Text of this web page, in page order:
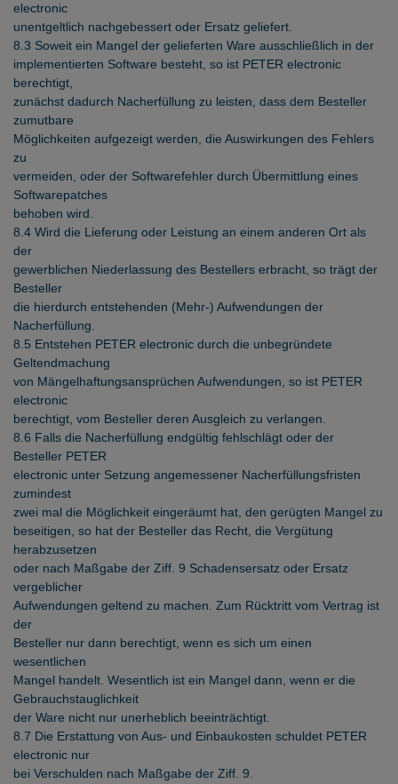
electronic
unentgeltlich nachgebessert oder Ersatz geliefert.
8.3 Soweit ein Mangel der gelieferten Ware ausschließlich in der
implementierten Software besteht, so ist PETER electronic
berechtigt,
zunächst dadurch Nacherfüllung zu leisten, dass dem Besteller
zumutbare
Möglichkeiten aufgezeigt werden, die Auswirkungen des Fehlers
zu
vermeiden, oder der Softwarefehler durch Übermittlung eines
Softwarepatches
behoben wird.
8.4 Wird die Lieferung oder Leistung an einem anderen Ort als
der
gewerblichen Niederlassung des Bestellers erbracht, so trägt der
Besteller
die hierdurch entstehenden (Mehr-) Aufwendungen der
Nacherfüllung.
8.5 Entstehen PETER electronic durch die unbegründete
Geltendmachung
von Mängelhaftungsansprüchen Aufwendungen, so ist PETER
electronic
berechtigt, vom Besteller deren Ausgleich zu verlangen.
8.6 Falls die Nacherfüllung endgültig fehlschlägt oder der
Besteller PETER
electronic unter Setzung angemessener Nacherfüllungsfristen
zumindest
zwei mal die Möglichkeit eingeräumt hat, den gerügten Mangel zu
beseitigen, so hat der Besteller das Recht, die Vergütung
herabzusetzen
oder nach Maßgabe der Ziff. 9 Schadensersatz oder Ersatz
vergeblicher
Aufwendungen geltend zu machen. Zum Rücktritt vom Vertrag ist
der
Besteller nur dann berechtigt, wenn es sich um einen
wesentlichen
Mangel handelt. Wesentlich ist ein Mangel dann, wenn er die
Gebrauchstauglichkeit
der Ware nicht nur unerheblich beeinträchtigt.
8.7 Die Erstattung von Aus- und Einbaukosten schuldet PETER
electronic nur
bei Verschulden nach Maßgabe der Ziff. 9.